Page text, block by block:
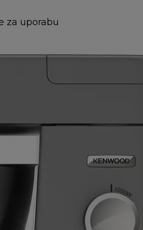
za uporabu